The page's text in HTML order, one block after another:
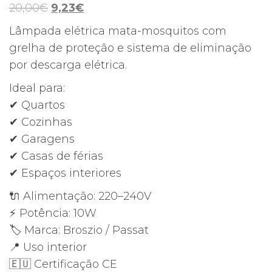
20,00€ O
preço
original
era:
20,00€.
9,23€O
preço
atual
Lâmpada elétrica mata-mosquitos com
grelha de proteção e sistema de eliminação
por descarga elétrica.
Ideal para:
✔ Quartos
✔ Cozinhas
✔ Garagens
✔ Casas de férias
✔ Espaços interiores
🔌 Alimentação: 220–240V
⚡ Potência: 10W
🏷 Marca: Broszio / Passat
📍 Uso interior
🇪🇺 Certificação CE